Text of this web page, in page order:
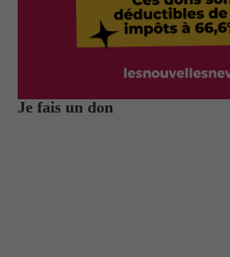
Je fais un don